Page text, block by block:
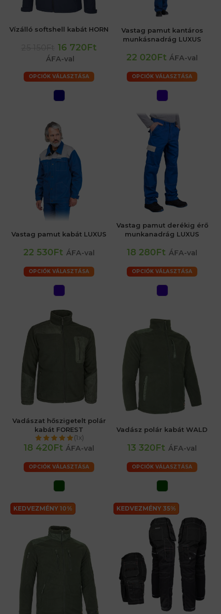
Vízálló softshell kabát HORN
16 720Ft
ÁFA-val
OPCIÓK VÁLASZTÁSA
Vastag pamut kantáros
munkásnadrág LUXUS
22 020Ft ÁFA-val
OPCIÓK VÁLASZTÁSA
Vastag pamut kabát LUXUS
22 530Ft ÁFA-val
OPCIÓK VÁLASZTÁSA
Vastag pamut derékig érő
munkanadrág LUXUS
18 280Ft ÁFA-val
OPCIÓK VÁLASZTÁSA
Vadászat hőszigetelt polár
kabát FOREST
(1x)
18 420Ft ÁFA-val
OPCIÓK VÁLASZTÁSA
Vadász polár kabát WALD
13 320Ft ÁFA-val
OPCIÓK VÁLASZTÁSA
KEDVEZMÉNY 10% KEDVEZMÉNY 35%